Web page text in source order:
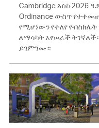
Cambridge እስከ 2026
Ordinance ውስጥ
የሚሆነውን የተለየ
ለማሳካት እየሠራች
ይገምግሙ።